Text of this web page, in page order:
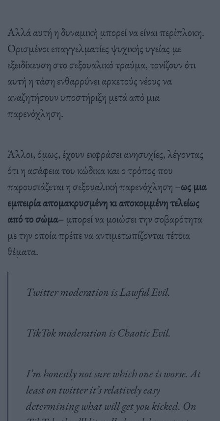
Αλλά αυτή η δυναμική μπορεί να είναι περίπλοκη.
Ορισμένοι επαγγελματίες ψυχικής υγείας με
εξειδίκευση στο σεξουαλικό τραύμα, τονίζουν ότι
αυτή η τάση ενθαρρύνει αρκετούς νέους να
αναζητήσουν υποστήριξη μετά από μια
παρενόχληση.
Άλλοι, όμως, έχουν εκφράσει ανησυχίες, λέγοντας
ότι η ασάφεια του κώδικα και ο τρόπος που
παρουσιάζεται η σεξουαλική παρενόχληση –ως μια
εμπειρία απομακρυσμένη κι αποκομμένη τελείως
από το σώμα– μπορεί να μοιώσει την σοβαρότητα
με την οποία πρέπε να αντιμετωπίζονται τέτοια
θέματα.
Twitter moderation is Lawful Evil.
TikTok moderation is Chaotic Evil.
I’m honestly not sure which one is worse. At
least on twitter it’s relatively easy
determining what will get you kicked. On